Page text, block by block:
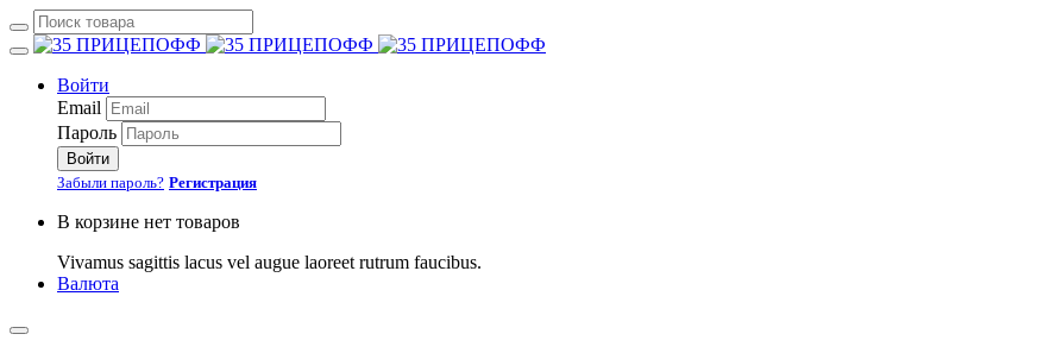
Войти
Email
Пароль
Войти
Забыли пароль? Регистрация
В корзине нет товаров
Vivamus sagittis lacus vel augue laoreet rutrum faucibus.
Валюта